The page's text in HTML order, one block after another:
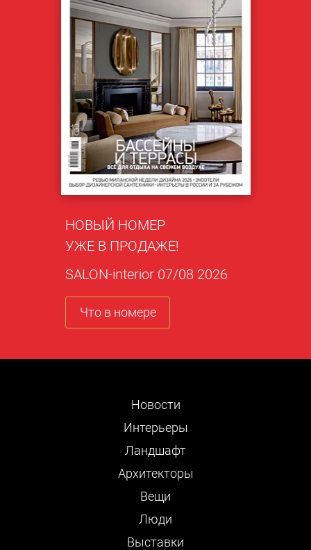
НОВЫЙ НОМЕР
УЖЕ В ПРОДАЖЕ!
SALON-interior 07/08 2026
Что в номере
Новости
Интерьеры
Ландшафт
Архитекторы
Вещи
Люди
Выставки